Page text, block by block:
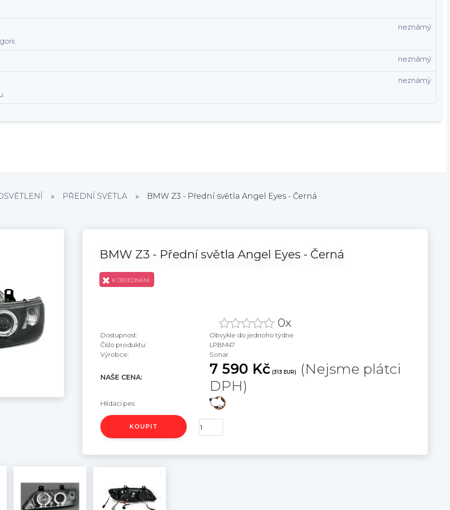
neznámý
neznámý
neznámý
» PŘEDNÍ SVĚTLA » BMW Z3 - Přední světla Angel Eyes - Černá
BMW Z3 - Přední světla Angel Eyes - Černá
K OBJEDNÁNÍ
0x
Dostupnost:
Obvykle do jednoho týdne
Číslo produktu:
LPBM47
Výrobce:
Sonar
NAŠE CENA: 7 590 Kč (313 EUR)
(Nejsme plátci
DPH)
Hlídací pes:
KOUPIT